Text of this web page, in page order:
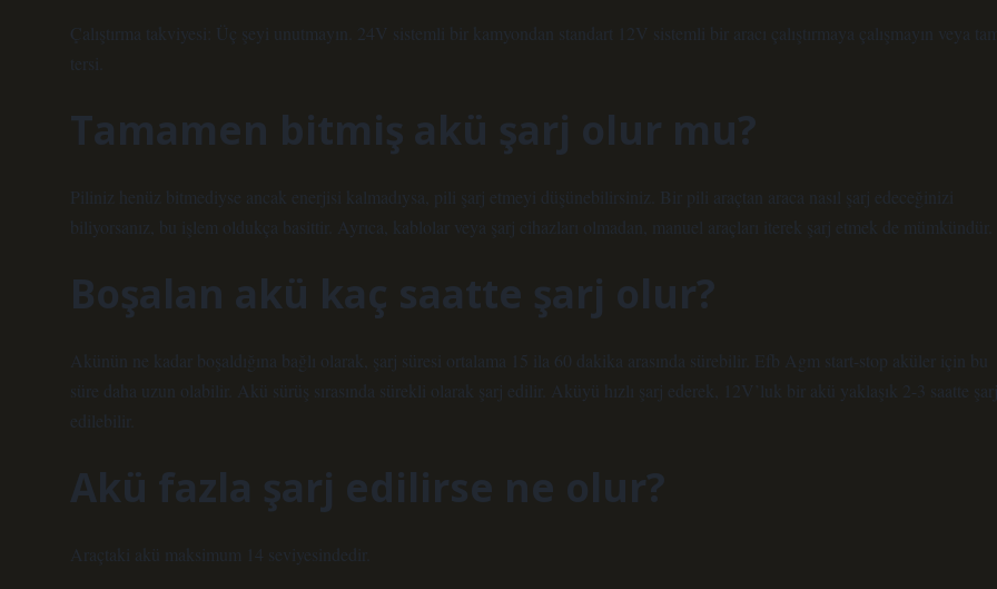
Çalıştırma takviyesi: Üç şeyi unutmayın. 24V sistemli bir kamyondan standart 12V sistemli bir aracı çalıştırmaya çalışmayın veya
tersi.
Tamamen bitmiş akü şarj olur mu?
Piliniz henüz bitmediyse ancak enerjisi kalmadıysa, pili şarj etmeyi düşünebilirsiniz. Bir pili araçtan araca nasıl şarj edeceğinizi
biliyorsanız, bu işlem oldukça basittir. Ayrıca, kablolar veya şarj cihazları olmadan, manuel araçları iterek şarj etmek de mümkündür.
Boşalan akü kaç saatte şarj olur?
Akünün ne kadar boşaldığına bağlı olarak, şarj süresi ortalama 15 ila 60 dakika arasında sürebilir. Efb Agm start-stop aküler için bu
süre daha uzun olabilir. Akü sürüş sırasında sürekli olarak şarj edilir. Aküyü hızlı şarj ederek, 12V’luk bir akü yaklaşık 2-3 saatte şarj
edilebilir.
Akü fazla şarj edilirse ne olur?
Araçtaki akü maksimum 14 seviyesindedir.